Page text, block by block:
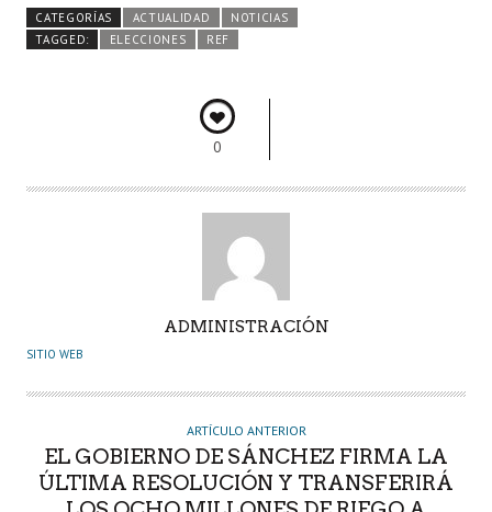
b
o
itt
er
ts
A
e
dI
m
CATEGORÍAS ACTUALIDAD
NOTICIAS
TAGGED:
ELECCIONES REF
0
U
O
ADMINISTRACIÓN
SITIO WEB
ARTÍCULO ANTERIOR
EL GOBIERNO DE SÁNCHEZ FIRMA LA
ÚLTIMA RESOLUCIÓN Y TRANSFERIRÁ